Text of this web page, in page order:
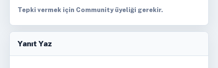
Tepki vermek için Community üyeliği gerekir.
Yanıt Yaz